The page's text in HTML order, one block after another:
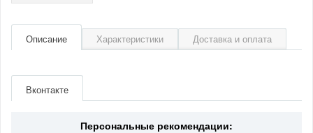
Описание Характеристики Доставка и оплата
Страна Япония
Вконтакте
Персональные рекомендации: